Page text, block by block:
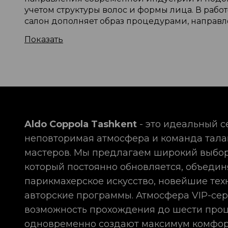
учетом структуры волос и формы лица. В
салон дополняет образ процедурами,
Основные направления включают:
Особое внимание уделяется здоровью и
индивидуальных особенностей. Маникюрное
салоне выполняется с применением
поддержание свежести и ухоженности кожи.
Преимущества комплексного подхода:
экономия времени за счет объединения
единый стандарт качества;
целостное восприятие образа.
Показать
Aldo Coppola Tashkent - это идеальный
неповторимая атмосфера и команда
мастеров. Мы предлагаем широкий
который постоянно обновляется,
парикмахерское искусство, новейшие
авторские программы. Атмосфера VIP-
возможность прохождения до шести
одновременно создают максимум